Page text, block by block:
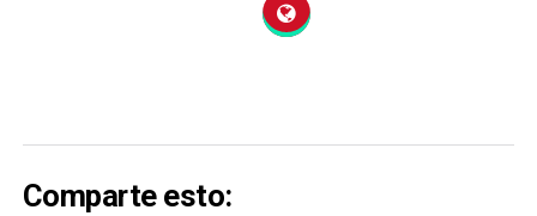
Comparte esto: